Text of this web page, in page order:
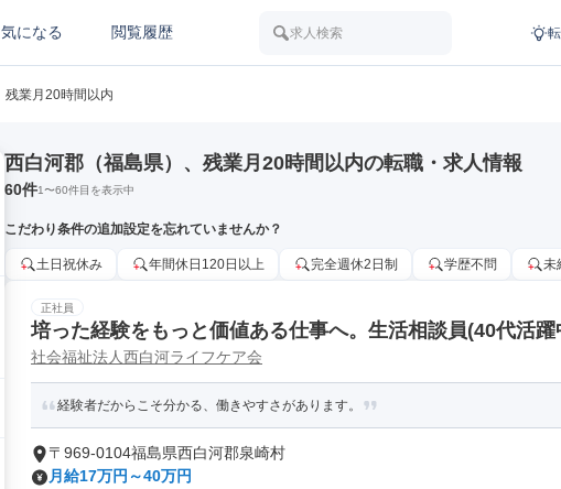
気になる 閲覧履歴 求人検索
残業月20時間以内
西白河郡（福島県）、残業月20時間以内の転職・求人情報
60件1〜60件目を表示中
こだわり条件の追加設定を忘れていませんか？
土日祝休み 年間休日120日以上 完全週休2日制 学歴不問 未
正社員
培った経験をもっと価値ある仕事へ。生活相談員(40代活躍
社会福祉法人西白河ライフケア会
経験者だからこそ分かる、働きやすさがあります。
〒969-0104福島県西白河郡泉崎村
月給17万円～40万円